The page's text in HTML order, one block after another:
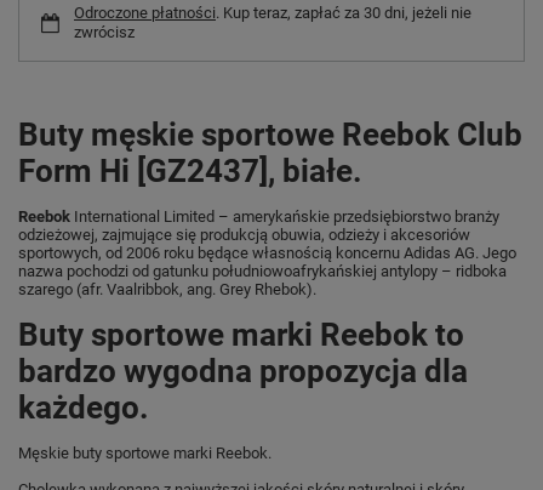
Odroczone płatności. Kup teraz, zapłać za 30 dni, jeżeli nie
zwrócisz
Buty męskie sportowe Reebok Club
Form Hi [GZ2437], białe.
Reebok International Limited – amerykańskie przedsiębiorstwo branży
odzieżowej, zajmujące się produkcją obuwia, odzieży i akcesoriów
sportowych, od 2006 roku będące własnością koncernu Adidas AG. Jego
nazwa pochodzi od gatunku południowoafrykańskiej antylopy – ridboka
szarego (afr. Vaalribbok, ang. Grey Rhebok).
Buty sportowe marki Reebok to
bardzo wygodna propozycja dla
każdego.
Męskie buty sportowe marki Reebok.